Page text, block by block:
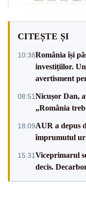
CITEȘTE ȘI
10:38România își
investițiilor.
avertisment
08:51Nicușor Dan,
„România
18:09AUR a depus
împrumutul
15:31Viceprimarul
decis.